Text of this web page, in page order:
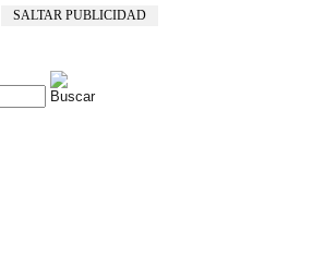
SALTAR PUBLICIDAD